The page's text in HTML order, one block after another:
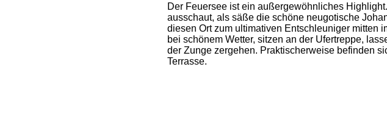
Der Feuersee ist ein außergewöhnliches
ausschaut, als säße die schöne neugotische
diesen Ort zum ultimativen Entschleuniger mitten
bei schönem Wetter, sitzen an der Ufertreppe,
der Zunge zergehen. Praktischerweise befinden
Terrasse.